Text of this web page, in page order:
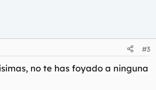
#3
no te has foyado a ninguna